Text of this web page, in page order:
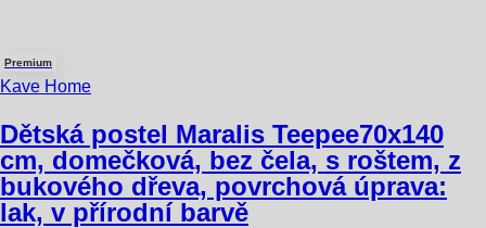
Premium
Kave Home
Dětská postel Maralis Teepee70x140
cm, domečková, bez čela, s roštem, z
bukového dřeva, povrchová úprava:
lak, v přírodní barvě